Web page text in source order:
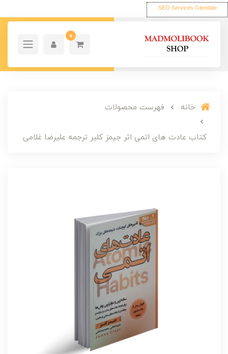
SEO Services Glendale
0
خانه فهرست محصولات
کتاب عادت های اتمی اثر جیمز کلیر ترجمه علیرضا غلامی